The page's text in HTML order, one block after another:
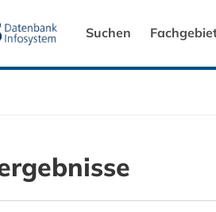
Suchen